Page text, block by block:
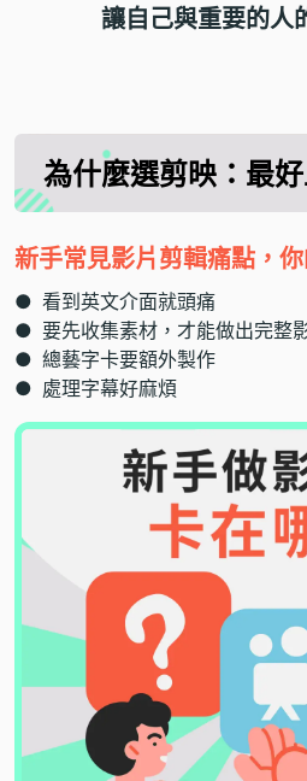
讓自己與重要的人
為什麼選剪映： 最
新手常見影片剪輯痛點，
● 看到英文介面就頭痛
● 要先收集素材，才能做出完整
● 總藝字卡要額外製作
● 處理字幕好麻煩